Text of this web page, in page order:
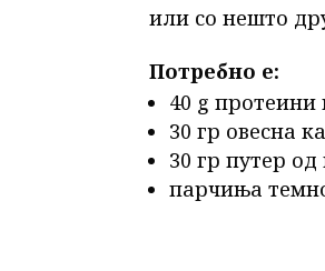
или со нешто
Потребно е:
40 g протеини
30 гр овесна
30 гр путер
парчиња